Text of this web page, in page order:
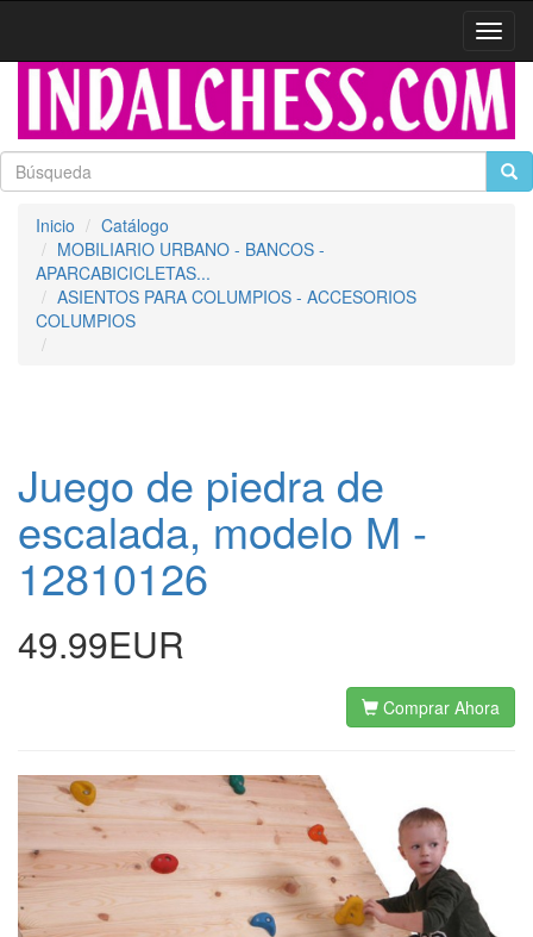
Inicio
Catálogo
MOBILIARIO URBANO - BANCOS -
APARCABICICLETAS...
ASIENTOS PARA COLUMPIOS - ACCESORIOS
COLUMPIOS
Juego de piedra de
escalada, modelo M -
12810126
49.99EUR
Comprar Ahora